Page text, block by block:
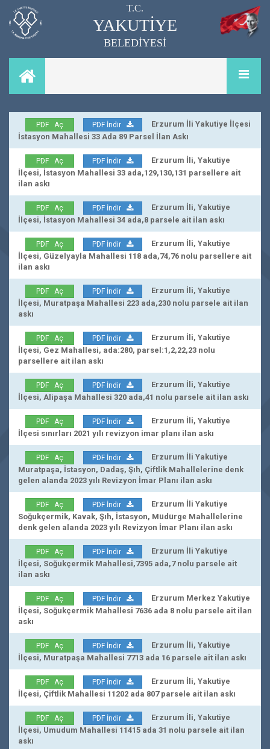
T.C.
YAKUTİYE
BELEDİYESİ
PDF Aç PDF İndir
Erzurum İli Yakutiye İlçesi
İstasyon Mahallesi 33 Ada 89 Parsel İlan Askı
PDF Aç PDF İndir
Erzurum İli, Yakutiye
İlçesi, İstasyon Mahallesi 33 ada,129,130,131 parsellere ait
ilan askı
PDF Aç PDF İndir
Erzurum İli, Yakutiye
İlçesi, İstasyon Mahallesi 34 ada,8 parsele ait ilan askı
PDF Aç PDF İndir
Erzurum İli, Yakutiye
İlçesi, Güzelyayla Mahallesi 118 ada,74,76 nolu parsellere ait
ilan askı
PDF Aç PDF İndir
Erzurum İli, Yakutiye
İlçesi, Muratpaşa Mahallesi 223 ada,230 nolu parsele ait ilan
askı
PDF Aç PDF İndir
Erzurum İli, Yakutiye
İlçesi, Gez Mahallesi, ada:280, parsel:1,2,22,23 nolu
parsellere ait ilan askı
PDF Aç PDF İndir
Erzurum İli, Yakutiye
İlçesi, Alipaşa Mahallesi 320 ada,41 nolu parsele ait ilan askı
PDF Aç PDF İndir
Erzurum İli, Yakutiye
İlçesi sınırları 2021 yılı revizyon imar planı ilan askı
PDF Aç PDF İndir
Erzurum İli Yakutiye
Muratpaşa, İstasyon, Dadaş, Şıh, Çiftlik Mahallelerine denk
gelen alanda 2023 yılı Revizyon İmar Planı ilan askı
PDF Aç PDF İndir
Erzurum İli Yakutiye
Soğukçermik, Kavak, Şıh, İstasyon, Müdürge Mahallelerine
denk gelen alanda 2023 yılı Revizyon İmar Planı ilan askı
PDF Aç PDF İndir
Erzurum İli Yakutiye
İlçesi, Soğukçermik Mahallesi,7395 ada,7 nolu parsele ait
ilan askı
PDF Aç PDF İndir
Erzurum Merkez Yakutiye
İlçesi, Soğukçermik Mahallesi 7636 ada 8 nolu parsele ait ilan
askı
PDF Aç PDF İndir
Erzurum İli, Yakutiye
İlçesi, Muratpaşa Mahallesi 7713 ada 16 parsele ait ilan askı
PDF Aç PDF İndir
Erzurum İli, Yakutiye
İlçesi, Çiftlik Mahallesi 11202 ada 807 parsele ait ilan askı
PDF Aç PDF İndir
Erzurum İli, Yakutiye
İlçesi, Umudum Mahallesi 11415 ada 31 nolu parsele ait ilan
askı